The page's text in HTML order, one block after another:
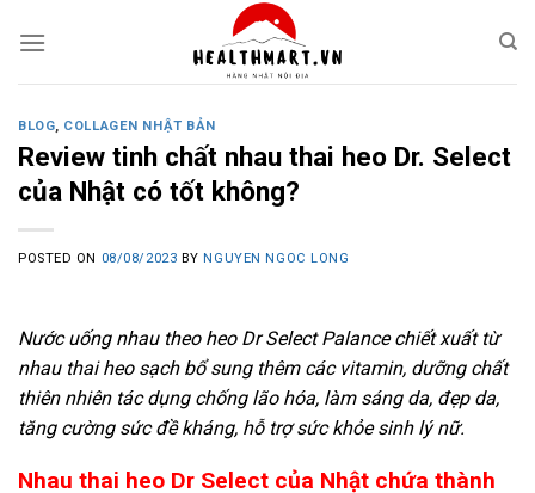
BLOG, COLLAGEN NHẬT BẢN
Review tinh chất nhau thai heo Dr. Select
của Nhật có tốt không?
POSTED ON 08/08/2023 BY NGUYEN NGOC LONG
Nước uống nhau theo heo Dr Select Palance chiết xuất từ
nhau thai heo sạch bổ sung thêm các vitamin, dưỡng chất
thiên nhiên tác dụng chống lão hóa, làm sáng da, đẹp da,
tăng cường sức đề kháng, hỗ trợ sức khỏe sinh lý nữ.
Nhau thai heo Dr Select của Nhật chứa thành